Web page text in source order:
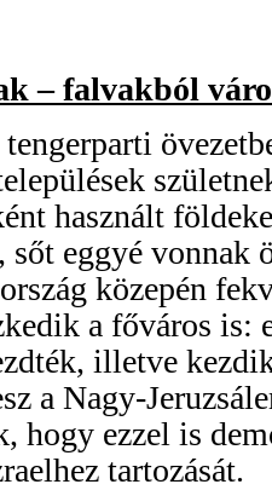
– falvakból
hasz­nált
eggyé vonnak
kö­zepén
a főváros is:
illetve
a Nagy-
hogy ezzel is
tartozását.